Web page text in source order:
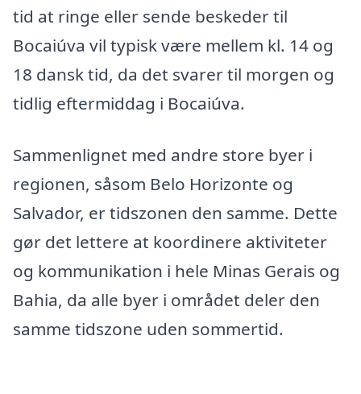
tid at ringe eller sende beskeder til
Bocaiúva vil typisk være mellem kl. 14 og
18 dansk tid, da det svarer til morgen og
tidlig eftermiddag i Bocaiúva.
Sammenlignet med andre store byer i
regionen, såsom Belo Horizonte og
Salvador, er tidszonen den samme. Dette
gør det lettere at koordinere aktiviteter
og kommunikation i hele Minas Gerais og
Bahia, da alle byer i området deler den
samme tidszone uden sommertid.